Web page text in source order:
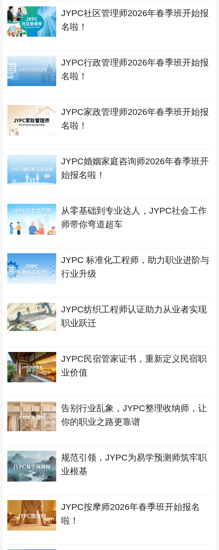
JYPC社区管理师2026年春季班开始报
名啦！
JYPC行政管理师2026年春季班开始报
名啦！
JYPC家政管理师2026年春季班开始报
名啦！
JYPC婚姻家庭咨询师2026年春季班开
始报名啦！
从零基础到专业达人，JYPC社会工作
师带你弯道超车
JYPC 标准化工程师，助力职业进阶与
行业升级
JYPC纺织工程师认证助力从业者实现
职业跃迁
JYPC民宿管家证书，重新定义民宿职
业价值
告别行业乱象，JYPC整理收纳师，让
你的职业之路更靠谱
规范引领，JYPC为易学预测师筑牢职
业根基
JYPC按摩师2026年春季班开始报名
啦！